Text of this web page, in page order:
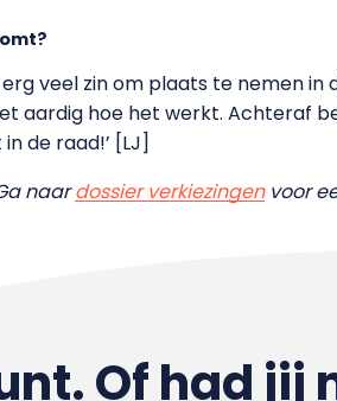
veel zin om plaats te nemen
aardig hoe het werkt. Achteraf
de raad!’ [LJ]
naardossier verkiezingenvoor
Of had jij